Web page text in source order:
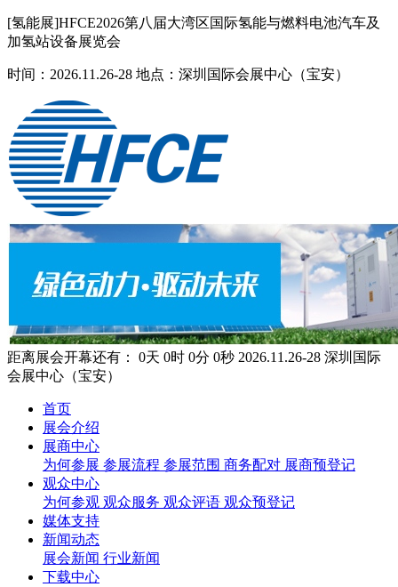
[氢能展]HFCE2026第八届大湾区国际氢能与燃料电池汽车及
加氢站设备展览会
时间：2026.11.26-28 地点：深圳国际会展中心（宝安）
距离展会开幕还有： 0天 0时 0分 0秒 2026.11.26-28 深圳国际
会展中心（宝安）
首页
展会介绍
展商中心
为何参展 参展流程 参展范围 商务配对 展商预登记
观众中心
为何参观 观众服务 观众评语 观众预登记
媒体支持
新闻动态
展会新闻 行业新闻
下载中心